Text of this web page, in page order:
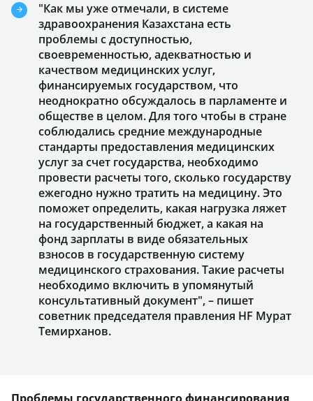
"Как мы уже отмечали, в системе
здравоохранения Казахстана есть
проблемы с доступностью,
своевременностью, адекватностью и
качеством медицинских услуг,
финансируемых государством, что
неоднократно обсуждалось в парламенте и
обществе в целом. Для того чтобы в стране
соблюдались средние международные
стандарты предоставления медицинских
услуг за счет государства, необходимо
провести расчеты того, сколько государству
ежегодно нужно тратить на медицину. Это
поможет определить, какая нагрузка ляжет
на государственный бюджет, а какая на
фонд зарплаты в виде обязательных
взносов в государственную систему
медицинского страхования. Такие расчеты
необходимо включить в упомянутый
консультативный документ", – пишет
советник председателя правления HF Мурат
Темирханов.